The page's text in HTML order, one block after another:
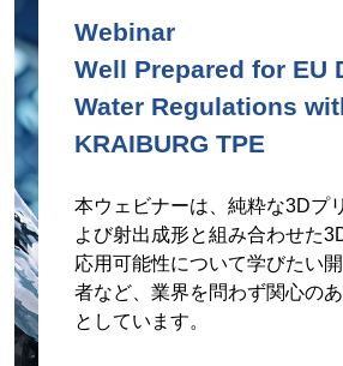
Webinar
Well Prepared for EU
Water Regulations
KRAIBURG TPE
本ウェビナーは、純粋な3Dプ
よび射出成形と組み合わせた
応用可能性について学びたい
者など、業界を問わず関心の
としています。